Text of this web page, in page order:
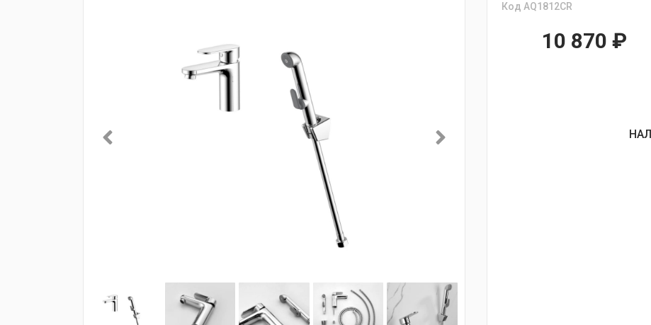
Код AQ1812CR
10 870 ₽